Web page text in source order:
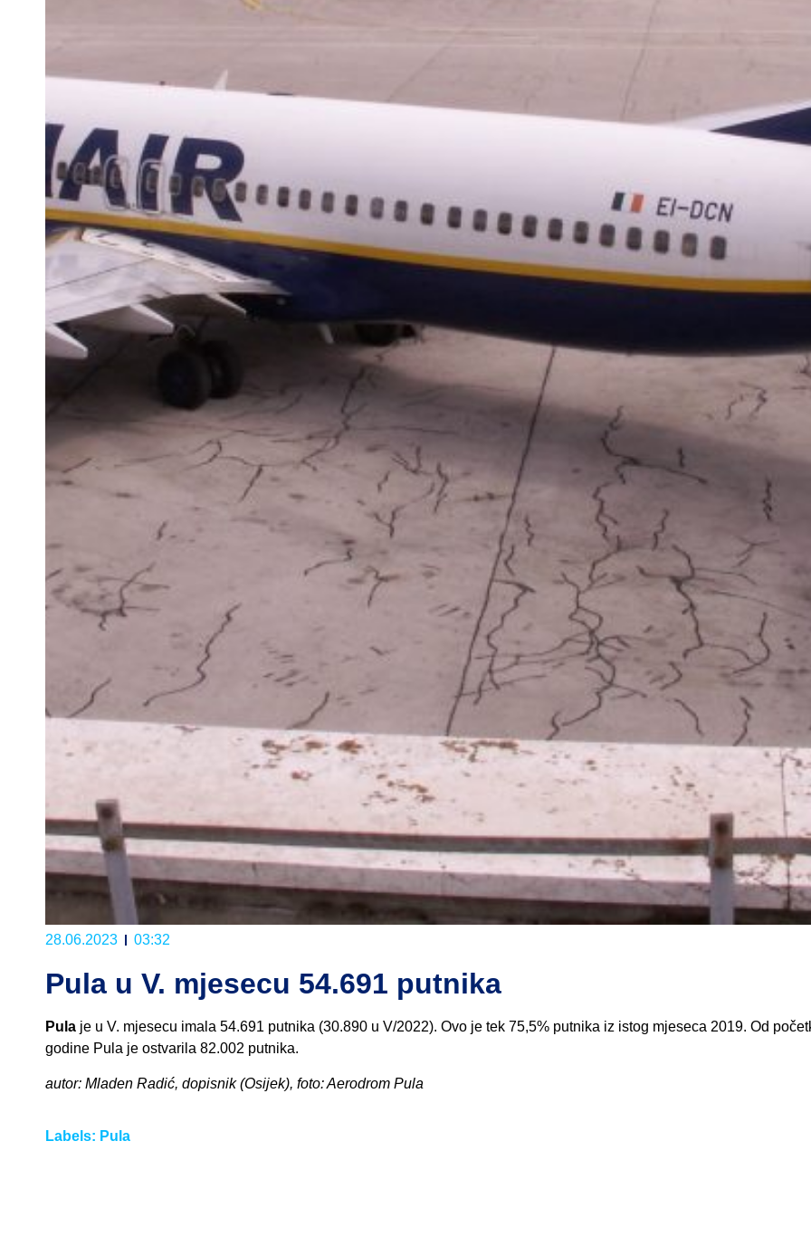
28.06.2023 03:32
Pula u V. mjesecu 54.691 putnika
Pula je u V. mjesecu imala 54.691 putnika (30.890 u V/2022). Ovo je tek 75,5% putnika iz istog mjeseca 2019. Od
godine Pula je ostvarila 82.002 putnika.
autor: Mladen Radić, dopisnik (Osijek), foto: Aerodrom Pula
Labels: Pula